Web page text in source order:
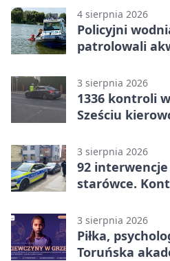
4 sierpnia 2026
Policyjni
patrolowali
3 sierpnia 2026
1336 kontroli
Sześciu
3 sierpnia 2026
92
starówce.
3 sierpnia 2026
Piłka,
Toruńska